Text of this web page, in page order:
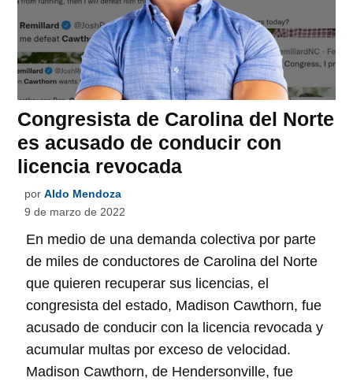
Congresista de Carolina del Norte
es acusado de conducir con
licencia revocada
por Aldo Mendoza
9 de marzo de 2022
En medio de una demanda colectiva por parte
de miles de conductores de Carolina del Norte
que quieren recuperar sus licencias, el
congresista del estado, Madison Cawthorn, fue
acusado de conducir con la licencia revocada y
acumular multas por exceso de velocidad.
Madison Cawthorn, de Hendersonville, fue